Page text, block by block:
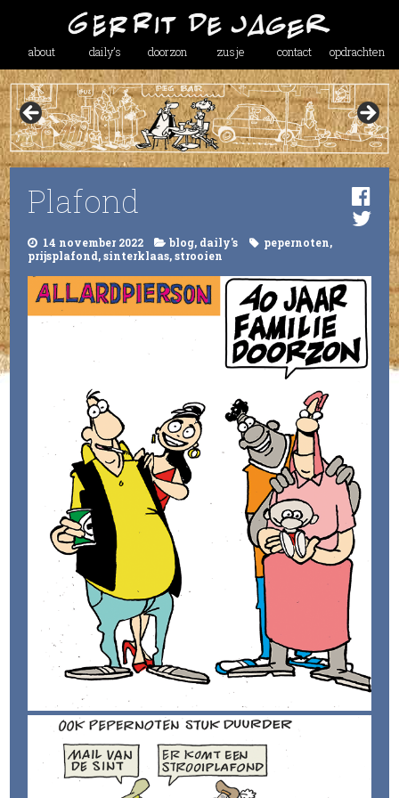
about daily’s doorzon zusje contact opdrachten
Plafond
14 november 2022 blog, daily's pepernoten,
prijsplafond,sinterklaas,strooien